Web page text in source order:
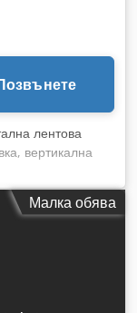
лентова
вертикална
2,2 kW -
- Максимална
Iu Dskjk -
Скорост на
Малка обява